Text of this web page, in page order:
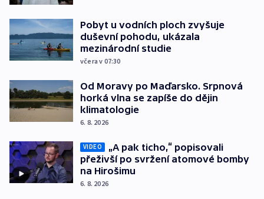
Pobyt u vodních ploch zvyšuje
duševní pohodu, ukázala
mezinárodní studie
včera v 07:30
Od Moravy po Maďarsko. Srpnová
horká vlna se zapíše do dějin
klimatologie
6. 8. 2026
VIDEO
„A pak ticho,“ popisovali
přeživší po svržení atomové bomby
na Hirošimu
6. 8. 2026